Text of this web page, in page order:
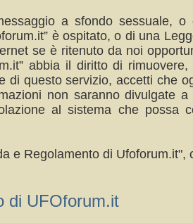
a sfondo sessuale,
è ospitato, o di una
se è ritenuto da noi
abbia il diritto di
questo servizio, accetti che
non saranno divulgate
al sistema che possa
e Regolamento di Ufoforum.it",
di UFOforum.it